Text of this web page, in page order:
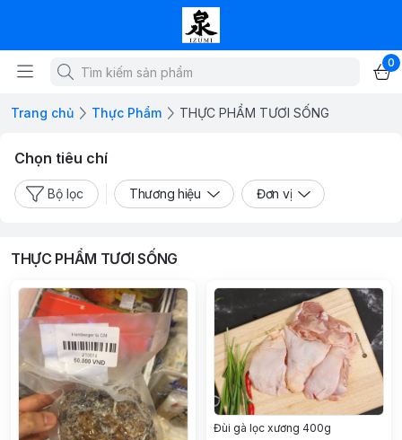
0
Trang chủ Thực Phẩm THỰC PHẨM TƯƠI SỐNG
Chọn tiêu chí
Bộ lọc Thương hiệu Đơn vị
THỰC PHẨM TƯƠI SỐNG
Đùi gà lọc xương 400g